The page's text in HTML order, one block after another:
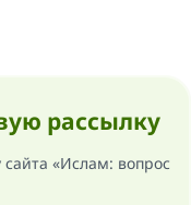
рассылку
«Ислам: вопрос